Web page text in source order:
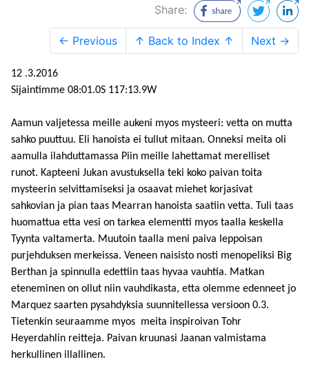
Share:
← Previous ↑ Back to Index ↑ Next →
12 .3.2016
Sijaintimme 08:01.0S 117:13.9W
Aamun valjetessa meille aukeni myos mysteeri: vetta on mutta
sahko puuttuu. Eli hanoista ei tullut mitaan. Onneksi meita oli
aamulla ilahduttamassa Piin meille lahettamat merelliset
runot. Kapteeni Jukan avustuksella teki koko paivan toita
mysteerin selvittamiseksi ja osaavat miehet korjasivat
sahkovian ja pian taas Mearran hanoista saatiin vetta. Tuli taas
huomattua etta vesi on tarkea elementti myos taalla keskella
Tyynta valtamerta. Muutoin taalla meni paiva leppoisan
purjehduksen merkeissa. Veneen naisisto nosti menopeliksi Big
Berthan ja spinnulla edettiin taas hyvaa vauhtia. Matkan
eteneminen on ollut niin vauhdikasta, etta olemme edenneet jo
Marquez saarten pysahdyksia suunnitellessa versioon 0.3.
Tietenkin seuraamme myos meita inspiroivan Tohr
Heyerdahlin reitteja. Paivan kruunasi Jaanan valmistama
herkullinen illallinen.